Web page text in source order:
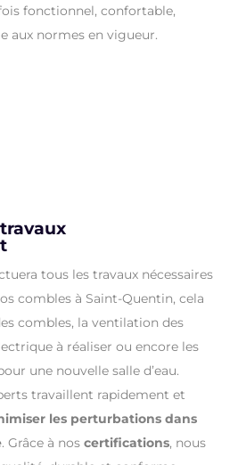
fonctionnel, confortable,
aux normes en vigueur.
tous les travaux nécessaires
combles à Saint-Quentin, cela
combles, la ventilation des
à réaliser ou encore les
une nouvelle salle d’eau.
travaillent rapidement et
les perturbations dans
. Grâce à nos certifications, nous